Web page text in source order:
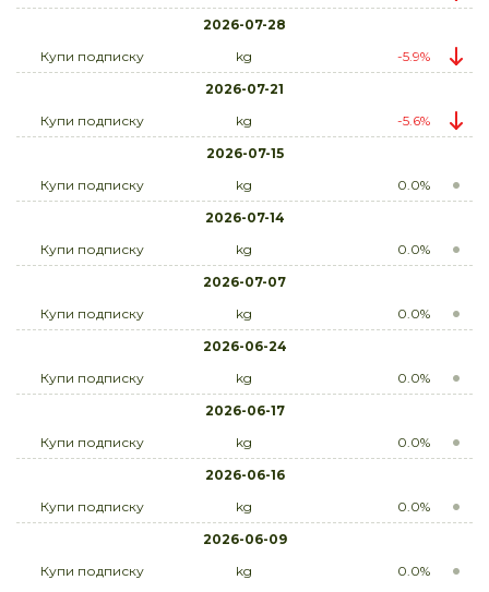
2026-07-28
Купи подписку
kg
-5.9%
2026-07-21
Купи подписку
kg
-5.6%
2026-07-15
Купи подписку
kg
0.0%
2026-07-14
Купи подписку
kg
0.0%
2026-07-07
Купи подписку
kg
0.0%
2026-06-24
Купи подписку
kg
0.0%
2026-06-17
Купи подписку
kg
0.0%
2026-06-16
Купи подписку
kg
0.0%
2026-06-09
Купи подписку
kg 0.0%